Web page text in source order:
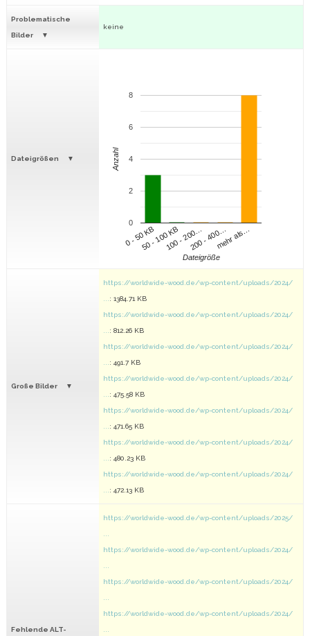
Problematische
Bilder
keine
Dateigrößen
0 - 50 KB50 - 100 KB100 - 200…200 - 400…mehr als…
0
2
4
6
8
Dateigröße
Anzahl
Große Bilder
https://worldwide-wood.de/wp-content/uploads/2024/
: 1384.71 KB
https://worldwide-wood.de/wp-content/uploads/2024/
: 812.26 KB
https://worldwide-wood.de/wp-content/uploads/2024/
: 491.7 KB
https://worldwide-wood.de/wp-content/uploads/2024/
: 475.58 KB
https://worldwide-wood.de/wp-content/uploads/2024/
: 471.65 KB
https://worldwide-wood.de/wp-content/uploads/2024/
: 480.23 KB
https://worldwide-wood.de/wp-content/uploads/2024/
: 472.13 KB
Fehlende ALT-
https://worldwide-wood.de/wp-content/uploads/2025/
https://worldwide-wood.de/wp-content/uploads/2024/
https://worldwide-wood.de/wp-content/uploads/2024/
https://worldwide-wood.de/wp-content/uploads/2024/